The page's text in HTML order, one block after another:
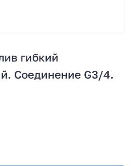
гибкий
Соединение G3/4.